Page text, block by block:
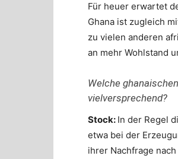
Für heuer erwartet
Ghana ist zugleich
zu vielen anderen
an mehr Wohlstand
Welche
vielversprechend?
Stock: In der Regel
etwa bei der
ihrer Nachfrage